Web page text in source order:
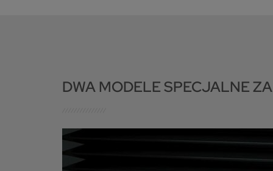
DWA MODELE SPECJALNE